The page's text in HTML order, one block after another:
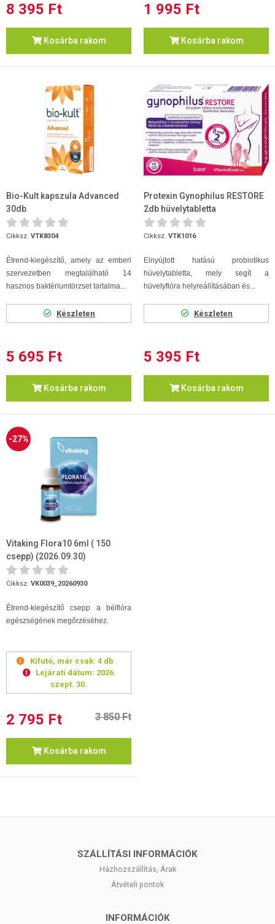
8 395 Ft
Kosárba rakom
1 995 Ft
Kosárba rakom
Bio-Kult kapszula Advanced
30db
Cikksz. VTK8304
Étrend-kiegészítő, amely az emberi
szervezetben megtalálható 14
hasznos baktériumtörzset tartalma...
Készleten
5 695 Ft
Kosárba rakom
Protexin Gynophilus RESTORE
2db hüvelytabletta
Cikksz. VTK1016
Elnyújtott hatású probiotikus
hüvelytabletta, mely segít a
hüvelyflóra helyreállításában és...
Készleten
5 395 Ft
Kosárba rakom
-27%
Vitaking Flora10 6ml ( 150
csepp) (2026.09.30)
Cikksz. VK0039_20260930
Étrend-kiegészítő csepp a bélflóra
egészségének megőrzéséhez.
Kifutó, már csak: 4 db
Lejárati dátum: 2026.
szept. 30.
2 795 Ft 3 850 Ft
Kosárba rakom
SZÁLLÍTÁSI INFORMÁCIÓK
Házhozszállítás, Árak
Átvételi pontok
INFORMÁCIÓK